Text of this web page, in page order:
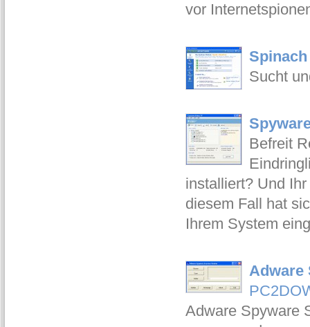
vor
Sucht
Befreit
installiert? Und
diesem Fall hat
Ihrem System
Adware
Adware Spyware